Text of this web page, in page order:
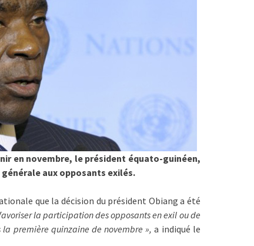
en novembre, le président équato-guinéen,
aux opposants exilés.
que la décision du président Obiang a été
la participation des opposants en exil ou de
première quinzaine de novembre », a indiqué le